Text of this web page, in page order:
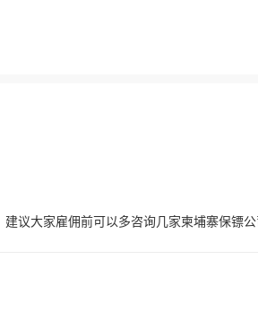
议大家雇佣前可以多咨询几家柬埔寨保镖公